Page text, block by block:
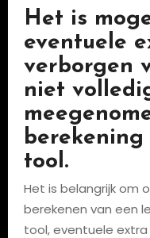
Het is
eventuele
verborgen
niet
tool.
Het is belangrijk om
berekenen van een
tool, eventuele